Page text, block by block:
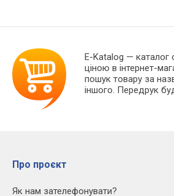
E-Katalog — каталог
ціною в інтернет-
пошук товару за
іншого. Передрук
Про проєкт
Як нам зателефонувати?